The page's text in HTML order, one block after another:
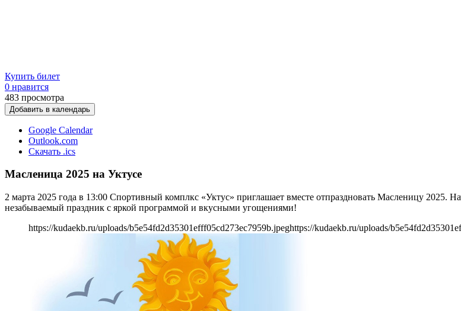
Купить билет
0 нравится
483 просмотра
Добавить в календарь
Google Calendar
Outlook.com
Скачать .ics
Масленица 2025 на Уктусе
2 марта 2025 года в 13:00 Спортивный комплкс «Уктус» приглашает вместе отпраздновать Масленицу 2025.
незабываемый праздник с яркой программой и вкусными угощениями!
https://kudaekb.ru/uploads/b5e54fd2d35301efff05cd273ec7959b.jpeghttps://kudaekb.ru/uploads/